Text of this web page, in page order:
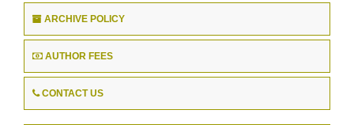
ARCHIVE POLICY
AUTHOR FEES
CONTACT US